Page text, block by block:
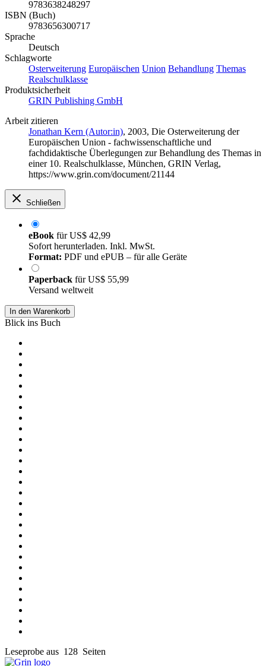
9783638248297
ISBN (Buch)
9783656300717
Sprache
Deutsch
Schlagworte
Osterweiterung Europäischen Union Behandlung Themas
Realschulklasse
Produktsicherheit
GRIN Publishing GmbH
Arbeit zitieren
Jonathan Kern (Autor:in), 2003, Die Osterweiterung der
Europäischen Union - fachwissenschaftliche und
fachdidaktische Überlegungen zur Behandlung des Themas in
einer 10. Realschulklasse, München, GRIN Verlag,
https://www.grin.com/document/21144
Schließen
eBook fürUS$ 42,99
Sofort herunterladen. Inkl. MwSt.
Format: PDF und ePUB – für alle Geräte
Paperback fürUS$ 55,99
Versand weltweit
In den Warenkorb
Blick ins Buch
Leseprobe aus 128 Seiten